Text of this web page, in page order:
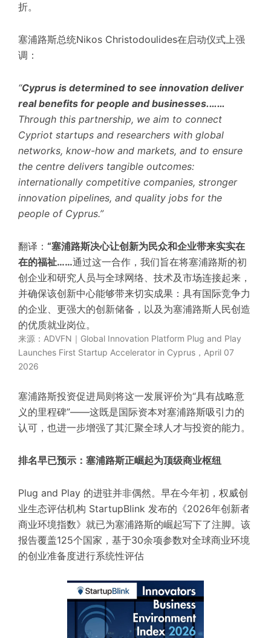
折。
塞浦路斯总统Nikos Christodoulides在启动仪式上强
调：
“Cyprus is determined to see innovation deliver
real benefits for people and businesses.……
Through this partnership, we aim to connect
Cypriot startups and researchers with global
networks, know-how and markets, and to ensure
the centre delivers tangible outcomes:
internationally competitive companies, stronger
innovation pipelines, and quality jobs for the
people of Cyprus.”
翻译： “塞浦路斯决心让创新为民众和企业带来实实在
在的福祉……通过这一合作，我们旨在将塞浦路斯的初
创企业和研究人员与全球网络、技术及市场连接起来，
并确保该创新中心能够带来切实成果：具有国际竞争力
的企业、更强大的创新储备，以及为塞浦路斯人民创造
的优质就业岗位。
来源：ADVFN｜Global Innovation Platform Plug and Play
Launches First Startup Accelerator in Cyprus， April 07
2026
塞浦路斯投资促进局则将这一发展评价为“具有战略意
义的里程碑”——这既是国际资本对塞浦路斯吸引力的
认可，也进一步增强了其汇聚全球人才与投资的能力。
排名早已预示：塞浦路斯正崛起为顶级商业枢纽
Plug and Play 的进驻并非偶然。早在今年初 ，权威创
业生态评估机构 StartupBlink 发布的《2026年创新者
商业环境指数》就已为塞浦路斯的崛起写下了注脚。该
报告覆盖125个国家，基于30余项参数对全球商业环境
的创业准备度进行系统性评估